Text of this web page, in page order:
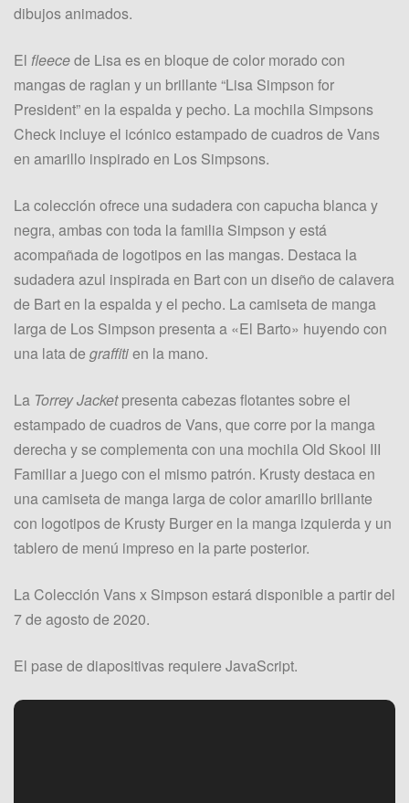
dibujos animados.
El fleecede Lisa es en bloque de color morado con
mangas de raglan y un brillante “Lisa Simpson for
President” en la espalda y pecho. La mochila Simpsons
Check incluye el icónico estampado de cuadros de Vans
en amarillo inspirado en Los Simpsons.
La colección ofrece una sudadera con capucha blanca y
negra, ambas con toda la familia Simpson y está
acompañada de logotipos en las mangas. Destaca la
sudadera azul inspirada en Bart con un diseño de calavera
de Bart en la espalda y el pecho. La camiseta de manga
larga de Los Simpson presenta a «El Barto» huyendo con
una lata de graffitien la mano.
La Torrey Jacketpresenta cabezas flotantes sobre el
estampado de cuadros de Vans, que corre por la manga
derecha y se complementa con una mochila Old Skool III
Familiar a juego con el mismo patrón. Krusty destaca en
una camiseta de manga larga de color amarillo brillante
con logotipos de Krusty Burger en la manga izquierda y un
tablero de menú impreso en la parte posterior.
La Colección Vans x Simpson estará disponible a partir del
7 de agosto de 2020.
El pase de diapositivas requiere JavaScript.